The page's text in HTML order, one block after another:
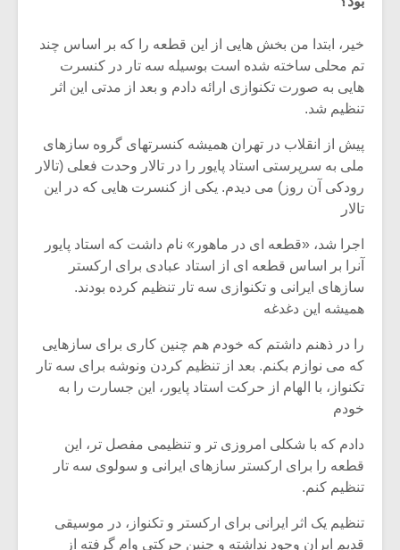
خیر، ابتدا من بخش هایی از این قطعه را که بر اساس چند
تم محلی ساخته شده است بوسیله سه تار در کنسرت
هایی به صورت تکنوازی ارائه دادم و بعد از مدتی این اثر
تنظیم شد.
پیش از انقلاب در تهران همیشه کنسرتهای گروه سازهای
ملی به سرپرستی استاد پایور را در تالار وحدت فعلی (تالار
رودکی آن روز) می دیدم. یکی از کنسرت هایی که در این
تالار
اجرا شد، «قطعه ای در ماهور» نام داشت که استاد پایور
آنرا بر اساس قطعه ای از استاد عبادی برای ارکستر
سازهای ایرانی و تکنوازی سه تار تنظیم کرده بودند.
همیشه این دغدغه
را در ذهنم داشتم که خودم هم چنین کاری برای سازهایی
که می نوازم بکنم. بعد از تنظیم کردن ونوشه برای سه تار
تکنواز، با الهام از حرکت استاد پایور، این جسارت را به
خودم
دادم که با شکلی امروزی تر و تنظیمی مفصل تر، این
قطعه را برای ارکستر سازهای ایرانی و سولوی سه تار
تنظیم کنم.
تنظیم یک اثر ایرانی برای ارکستر و تکنواز، در موسیقی
قدیم ایران وجود نداشته و چنین حرکتی وام گرفته از
میکلوش روژا
یادداشتی بر موسیقی
متن فیلم «متری
اگر نمی توانی
مشهورترین باشی،
بدنام ترین باش
دوره
موسیقی